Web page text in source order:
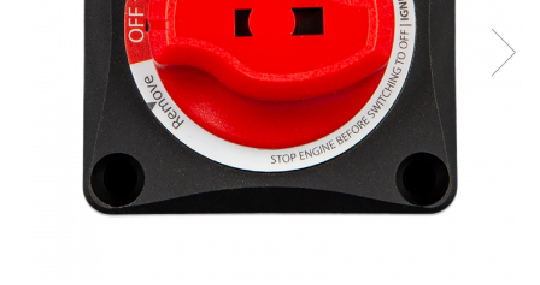
Incarcatoare acumulatori
Panouri fotovoltaice si accesorii
Panouri fotovoltaice
Sisteme prindere panouri
fotovoltaice
Accesorii
Invertoare